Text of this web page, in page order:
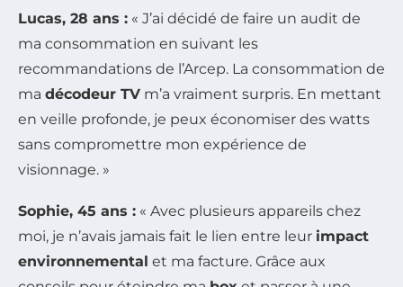
Lucas, 28 ans : « J’ai décidé de faire un audit de
ma consommation en suivant les
recommandations de l’Arcep. La consommation de
ma décodeur TV m’a vraiment surpris. En mettant
en veille profonde, je peux économiser des watts
sans compromettre mon expérience de
visionnage. »
Sophie, 45 ans : « Avec plusieurs appareils chez
moi, je n’avais jamais fait le lien entre leur impact
environnemental et ma facture. Grâce aux